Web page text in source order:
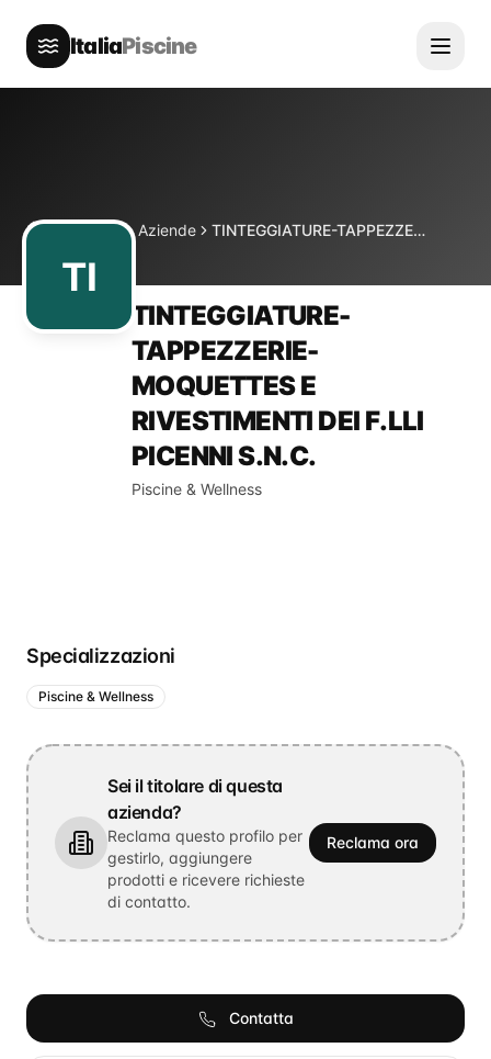
ItaliaPiscine
HomeDirectory Aziende TINTEGGIATURE-TAPPEZZERIE-MOQUETTES E RIVESTIMENTI DEI F.LLI PICENNI S.N.C.
TI
TINTEGGIATURE-
TAPPEZZERIE-
MOQUETTES E
RIVESTIMENTI DEI F.LLI
PICENNI S.N.C.
Piscine & Wellness
Specializzazioni
Piscine & Wellness
Sei il titolare di questa
azienda?
Reclama questo profilo per
gestirlo, aggiungere
prodotti e ricevere richieste
di contatto.
Reclama ora
Contatta